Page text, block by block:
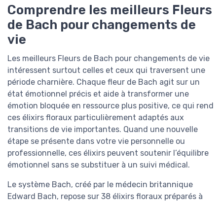
Comprendre les meilleurs Fleurs
de Bach pour changements de
vie
Les meilleurs Fleurs de Bach pour changements de vie
intéressent surtout celles et ceux qui traversent une
période charnière. Chaque fleur de Bach agit sur un
état émotionnel précis et aide à transformer une
émotion bloquée en ressource plus positive, ce qui rend
ces élixirs floraux particulièrement adaptés aux
transitions de vie importantes. Quand une nouvelle
étape se présente dans votre vie personnelle ou
professionnelle, ces élixirs peuvent soutenir l’équilibre
émotionnel sans se substituer à un suivi médical.
Le système Bach, créé par le médecin britannique
Edward Bach, repose sur 38 élixirs floraux préparés à